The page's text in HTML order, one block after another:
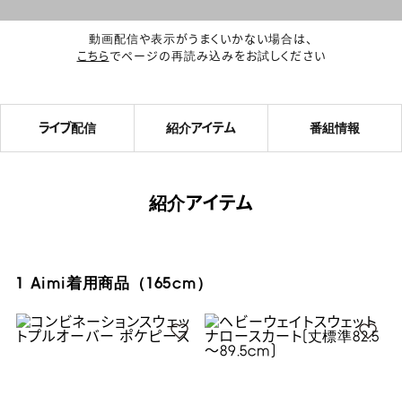
動画配信や表示がうまくいかない場合は、
こちらでページの再読み込みをお試しください
ライブ配信 紹介アイテム 番組情報
紹介アイテム
1 Aimi着用商品（165cm）